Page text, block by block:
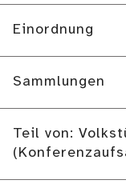
Einordnung
Sammlungen
Teil von: